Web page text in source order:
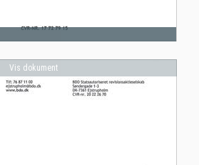
Vis dokument